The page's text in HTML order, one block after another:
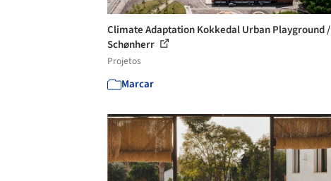
Climate Adaptation Kokkedal Urban Playground /
Schønherr
Projetos
Marcar